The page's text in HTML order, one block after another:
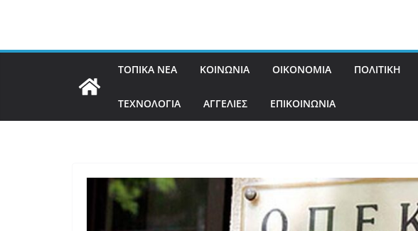
ΤΟΠΙΚΑ ΝΕΑ ΚΟΙΝΩΝΙΑ ΟΙΚΟΝΟΜΙΑ ΠΟΛΙΤΙΚΗ
ΤΕΧΝΟΛΟΓΙΑ ΑΓΓΕΛΙΕΣ ΕΠΙΚΟΙΝΩΝΙΑ